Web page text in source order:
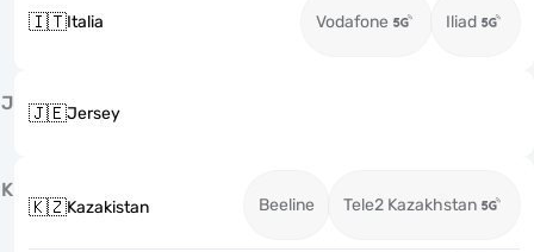
🇮🇹Italia Vodafone Iliad
J 🇯🇪Jersey
K
🇰🇿Kazakistan Beeline Tele2 Kazakhstan